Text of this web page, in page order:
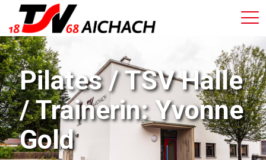
Pilates / TSV Halle
/ Trainerin: Yvonne
Gold